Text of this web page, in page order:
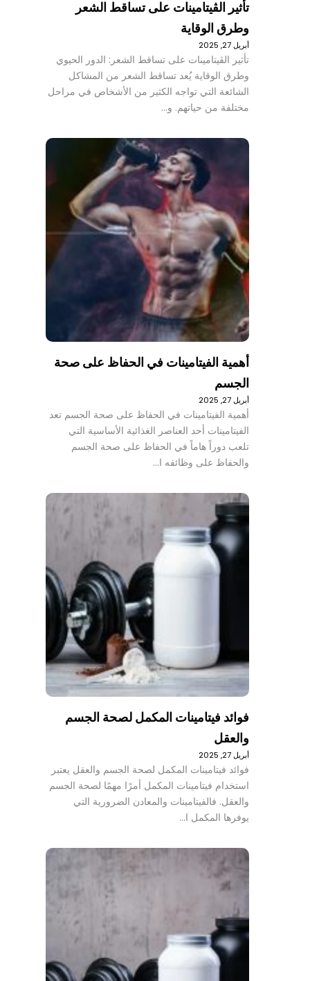
تأثير الڤيتامينات على تساقط الشعر
وطرق الوقاية
أبريل 27, 2025
تأثير الڤيتامينات على تساقط الشعر: الدور الحيوي
وطرق الوقاية يُعد تساقط الشعر من المشاكل
الشائعة التي تواجه الكثير من الأشخاص في مراحل
مختلفة من حياتهم. و…
أهمية الفيتامينات في الحفاظ على صحة
الجسم
أبريل 27, 2025
أهمية الفيتامينات في الحفاظ على صحة الجسم تعد
الفيتامينات أحد العناصر الغذائية الأساسية التي
تلعب دوراً هاماً في الحفاظ على صحة الجسم
والحفاظ على وظائفه ا…
فوائد فيتامينات المكمل لصحة الجسم
والعقل
أبريل 27, 2025
فوائد فيتامينات المكمل لصحة الجسم والعقل يعتبر
استخدام فيتامينات المكمل أمرًا مهمًا لصحة الجسم
والعقل. فالفيتامينات والمعادن الضرورية التي
يوفرها المكمل ا…